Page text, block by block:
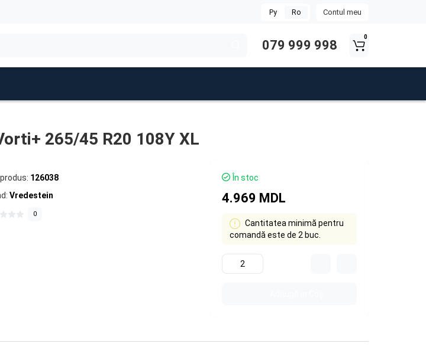
Contul meu
Ру Ro
079 999 998
0
265/45 R20 108Y XL
126038
Vredestein
0
În stoc
4.969 MDL
Cantitatea minimă pentru
comandă este de 2 buc.